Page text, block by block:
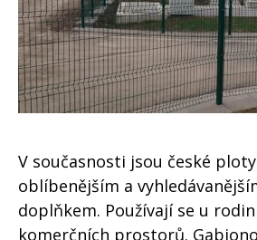
V současnosti jsou české
oblíbenějším a
doplňkem. Používají se u
komerčních prostorů.